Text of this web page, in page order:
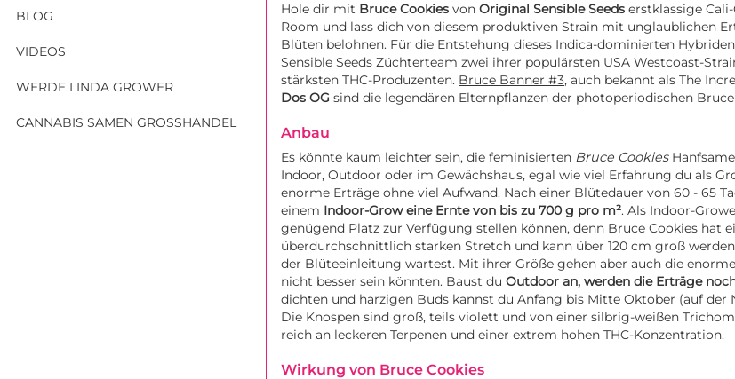
Hole dir mit Bruce Cookies von Original Sensible Seeds erstklassige
Room und lass dich von diesem produktiven Strain mit unglaublichen
Blüten belohnen. Für die Entstehung dieses Indica-dominierten
Sensible Seeds Züchterteam zwei ihrer populärsten USA Westcoast-
stärksten THC-Produzenten. Bruce Banner #3, auch bekannt als The
Dos OG sind die legendären Elternpflanzen der photoperiodischen Bruce
Anbau
Es könnte kaum leichter sein, die feminisierten Bruce Cookies
Indoor, Outdoor oder im Gewächshaus, egal wie viel Erfahrung du als
enorme Erträge ohne viel Aufwand. Nach einer Blütedauer von 60 - 65
einem Indoor-Grow eine Ernte von bis zu 700 g pro m². Als Indoor-
genügend Platz zur Verfügung stellen können, denn Bruce Cookies hat
überdurchschnittlich starken Stretch und kann über 120 cm groß
der Blüteeinleitung wartest. Mit ihrer Größe gehen aber auch die
nicht besser sein könnten. Baust du Outdoor an, werden die Erträge
dichten und harzigen Buds kannst du Anfang bis Mitte Oktober (auf der
Die Knospen sind groß, teils violett und von einer silbrig-weißen
reich an leckeren Terpenen und einer extrem hohen THC-Konzentration.
Wirkung von Bruce Cookies
BLOG
VIDEOS
WERDE LINDA GROWER
CANNABIS SAMEN GROSSHANDEL